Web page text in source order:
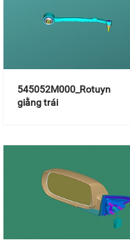
545052M000_Rotuyn
giằng trái